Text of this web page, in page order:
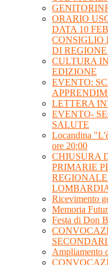
ORARIO
DATA 10
CONSIGLIO
DI
CULTURA
EDIZIONE
EVENTO:
LETTERA
EVENTO-
SALUTE
Locandina
ore 20:00
CHIUSURA
PRIMARIE
Ricevimento
Memoria
Festa di Don
Ampliamento